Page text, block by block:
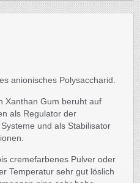
anionisches Polysaccharid.
Xanthan Gum beruht auf
als Regulator der
und als Stabilisator
cremefarbenes Pulver oder
Temperatur sehr gut löslich